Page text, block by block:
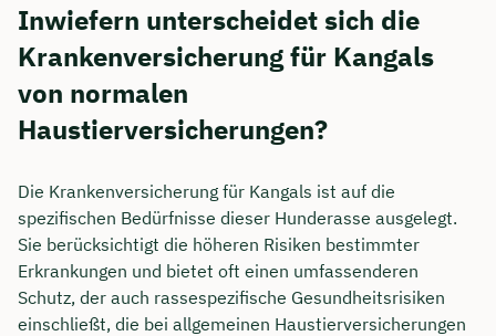
Inwiefern unterscheidet sich die
Krankenversicherung für Kangals
von normalen
Haustierversicherungen?
Die Krankenversicherung für Kangals ist auf die
spezifischen Bedürfnisse dieser Hunderasse ausgelegt.
Sie berücksichtigt die höheren Risiken bestimmter
Erkrankungen und bietet oft einen umfassenderen
Schutz, der auch rassespezifische Gesundheitsrisiken
einschließt, die bei allgemeinen Haustierversicherungen